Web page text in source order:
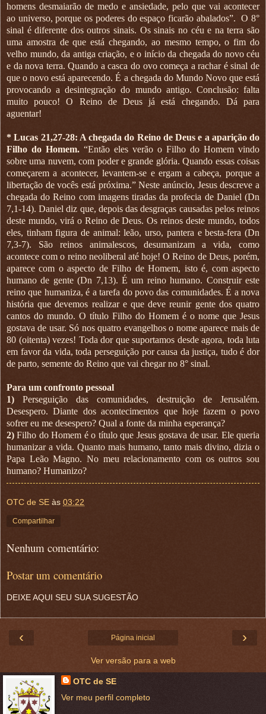
homens desmaiarão de medo e ansiedade, pelo que vai acontecer
ao universo, porque os poderes do espaço ficarão abalados”.
O 8°
sinal é diferente dos outros sinais. Os sinais no céu e na terra são
uma amostra de que está chegando, ao mesmo tempo, o fim do
velho mundo, da antiga criação, e o início da chegada do novo céu
e da nova terra. Quando a casca do ovo começa a rachar é sinal de
que o novo está aparecendo. É a chegada do Mundo Novo que está
provocando a desintegração do mundo antigo. Conclusão: falta
muito pouco! O Reino de Deus já está chegando. Dá para
aguentar!
* Lucas 21,27-28: A chegada do Reino de Deus e a aparição do
Filho do Homem. “Então eles verão o Filho do Homem vindo
sobre uma nuvem, com poder e grande glória. Quando essas coisas
começarem a acontecer, levantem-se e ergam a cabeça, porque a
libertação de vocês está próxima.” Neste anúncio, Jesus descreve a
chegada do Reino com imagens tiradas da profecia de Daniel (Dn
7,1-14). Daniel diz que, depois das desgraças causadas pelos reinos
deste mundo, virá o Reino de Deus. Os reinos deste mundo, todos
eles, tinham figura de animal: leão, urso, pantera e besta-fera (Dn
7,3-7). São reinos animalescos, desumanizam a vida, como
acontece com o reino neoliberal até hoje! O Reino de Deus, porém,
aparece com o aspecto de Filho de Homem, isto é, com aspecto
humano de gente (Dn 7,13). É um reino humano. Construir este
reino que humaniza, é a tarefa do povo das comunidades. É a nova
história que devemos realizar e que deve reunir gente dos quatro
cantos do mundo. O título Filho do Homem é o nome que Jesus
gostava de usar. Só nos quatro evangelhos o nome aparece mais de
80 (oitenta) vezes! Toda dor que suportamos desde agora, toda luta
em favor da vida, toda perseguição por causa da justiça, tudo é dor
de parto, semente do Reino que vai chegar no 8° sinal.
Para um confronto pessoal
1) Perseguição das comunidades, destruição de Jerusalém.
Desespero. Diante dos acontecimentos que hoje fazem o povo
sofrer eu me desespero? Qual a fonte da minha esperança?
2) Filho do Homem é o título que Jesus gostava de usar. Ele queria
humanizar a vida. Quanto mais humano, tanto mais divino, dizia o
Papa Leão Magno. No meu relacionamento com os outros sou
humano? Humanizo?
OTC de SE às 03:22
Compartilhar
Nenhum comentário:
Postar um comentário
DEIXE AQUI SEU SUA SUGESTÃO
‹ ›
Página inicial
Ver versão para a web
OTC de SE
Ver meu perfil completo